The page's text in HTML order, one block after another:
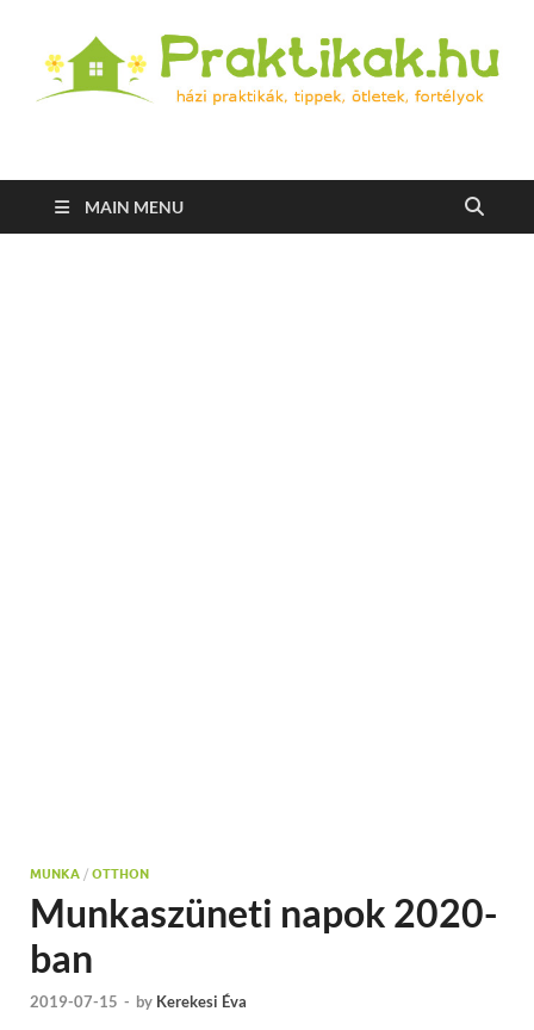
Praktikak.hu
MAIN MENU
MUNKA / OTTHON
Munkaszüneti napok 2020-
ban
2019-07-15 - by Kerekesi Éva